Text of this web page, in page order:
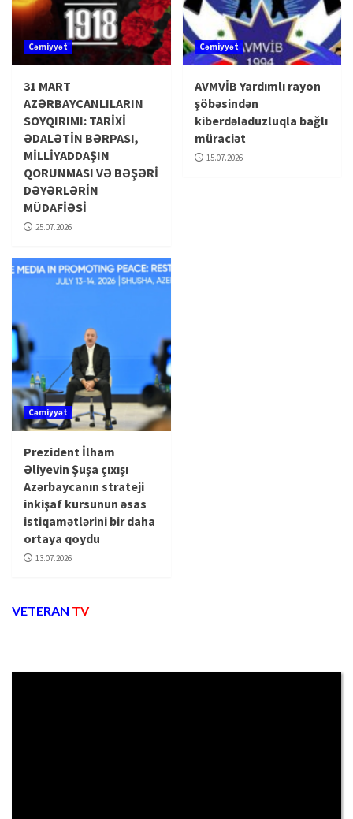
Cəmiyyət
31 MART
AZƏRBAYCANLILARIN
SOYQIRIMI: TARİXİ
ƏDALƏTİN BƏRPASI,
MİLLİYADDAŞIN
QORUNMASI VƏ BƏŞƏRİ
DƏYƏRLƏRİN
MÜDAFİƏSİ
25.07.2026
Cəmiyyət
AVMVİB Yardımlı rayon
şöbəsindən
kiberdələduzluqla bağlı
müraciət
15.07.2026
Cəmiyyət
Prezident İlham
Əliyevin Şuşa çıxışı
Azərbaycanın strateji
inkişaf kursunun əsas
istiqamətlərini bir daha
ortaya qoydu
13.07.2026
VETERAN TV